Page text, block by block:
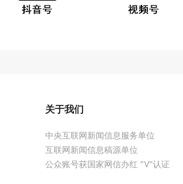
关于我们
中央互联网新闻信息服务单位
互联网新闻信息稿源单位
公众账号获国家网信办红 "V"认证